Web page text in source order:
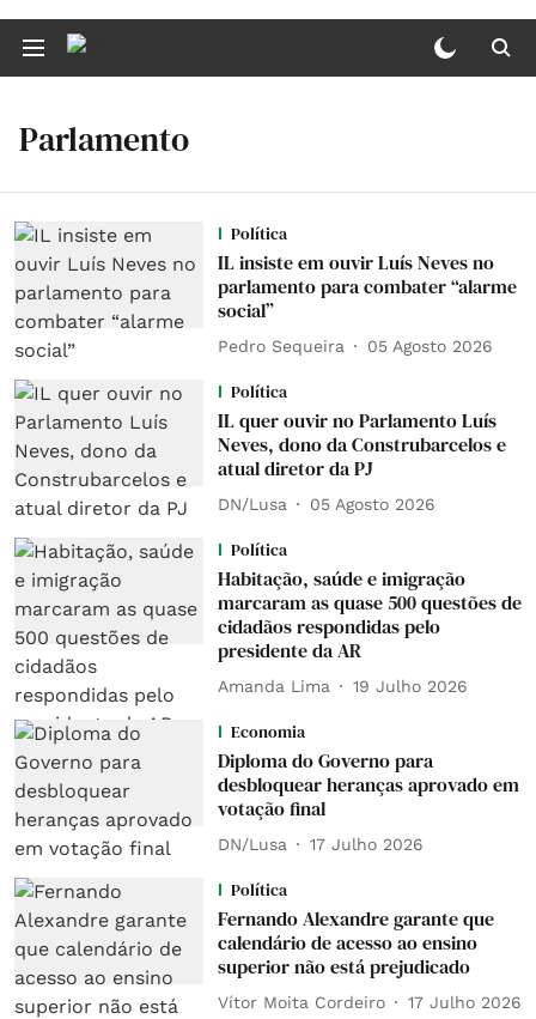
Parlamento
Política
IL insiste em ouvir Luís Neves no
parlamento para combater “alarme
social”
Pedro Sequeira 05 Agosto 2026
Política
IL quer ouvir no Parlamento Luís
Neves, dono da Construbarcelos e
atual diretor da PJ
DN/Lusa 05 Agosto 2026
Política
Habitação, saúde e imigração
marcaram as quase 500 questões de
cidadãos respondidas pelo
presidente da AR
Amanda Lima 19 Julho 2026
Economia
Diploma do Governo para
desbloquear heranças aprovado em
votação final
DN/Lusa 17 Julho 2026
Política
Fernando Alexandre garante que
calendário de acesso ao ensino
superior não está prejudicado
Vítor Moita Cordeiro 17 Julho 2026